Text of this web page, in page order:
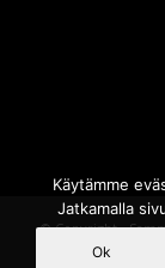
© Copyright -
Powered by
Käytämme
Jatkamalla
Ok